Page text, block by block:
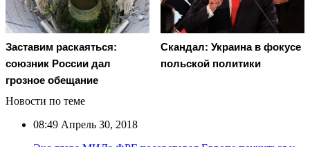
Заставим раскаяться:
союзник России дал
грозное обещание
Скандал: Украина в фокусе
польской политики
Новости по теме
08:49 Апрель 30, 2018